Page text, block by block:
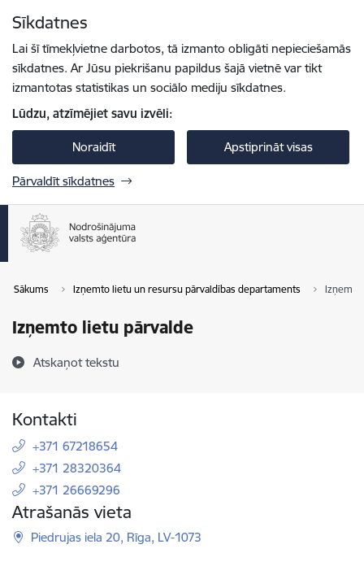
Sīkdatnes
Lai šī tīmekļvietne darbotos, tā izmanto obligāti nepieciešamās
sīkdatnes. Ar Jūsu piekrišanu papildus šajā vietnē var tikt
izmantotas statistikas un sociālo mediju sīkdatnes.
Lūdzu, atzīmējiet savu izvēli:
Noraidīt Apstiprināt visas
Pārvaldīt sīkdatnes
Sākums Izņemto lietu un resursu pārvaldības departaments Izņemto
Izņemto lietu pārvalde
Atskaņot tekstu
Kontakti
+371 67218654
+371 28320364
+371 26669296
Atrašanās vieta
Piedrujas iela 20, Rīga, LV-1073